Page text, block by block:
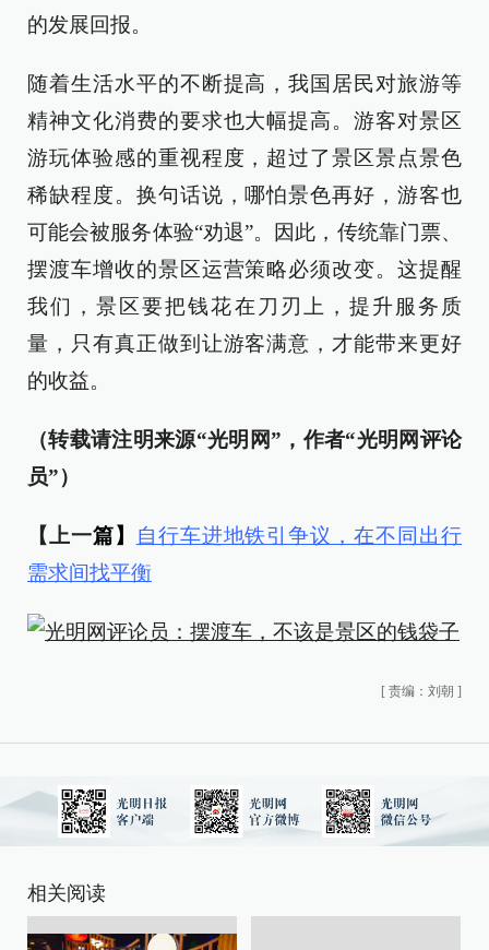
的发展回报。
随着生活水平的不断提高，我国居民对旅游等
精神文化消费的要求也大幅提高。游客对景区
游玩体验感的重视程度，超过了景区景点景色
稀缺程度。换句话说，哪怕景色再好，游客也
可能会被服务体验“劝退”。因此，传统靠门票、
摆渡车增收的景区运营策略必须改变。这提醒
我们，景区要把钱花在刀刃上，提升服务质
量，只有真正做到让游客满意，才能带来更好
的收益。
（转载请注明来源“光明网”，作者“光明网评论
员”）
【上一篇】
自行车进地铁引争议，在不同出行
需求间找平衡
[ 责编：刘朝 ]
相关阅读